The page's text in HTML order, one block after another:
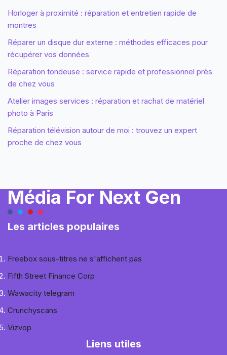
Horloger à proximité : réparation et entretien rapide de
montres
Réparer un disque dur externe : méthodes efficaces pour
récupérer vos données
Réparation tondeuse : service rapide et professionnel près
de chez vous
Atelier images services : réparation et rachat de matériel
photo à Paris
Réparation télévision autour de moi : trouvez un expert
proche de chez vous
Média For Next Gen
Les articles populaires
Freebox sous-titres ne s'affichent pas
Fifth Street Finance Corp
Wawacity telegram
Crunchyscans
Vizvop
Liens utiles